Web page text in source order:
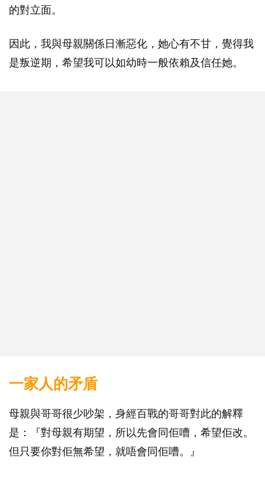
的對立面。
因此，我與母親關係日漸惡化，她心有不甘，覺得我
是叛逆期，希望我可以如幼時一般依賴及信任她。
一家人的矛盾
母親與哥哥很少吵架，身經百戰的哥哥對此的解釋
是：『對母親有期望，所以先會同佢嘈，希望佢改。
但只要你對佢無希望，就唔會同佢嘈。』